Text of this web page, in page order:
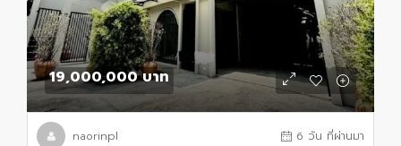
19,000,000 บาท
naorinpl 6 วัน ที่ผ่านมา